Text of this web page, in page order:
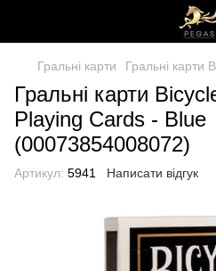
Гральні карти Гральні
Гральні карти
Playing Cards - Blue
(00073854008072)
Артикул: 5941 Написати відгук